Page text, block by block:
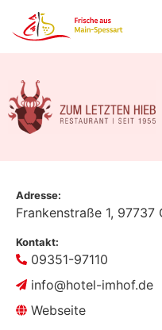
Adresse:
Frankenstraße 1, 97737
Kontakt:
09351-97110
info@hotel-imhof.de
Webseite